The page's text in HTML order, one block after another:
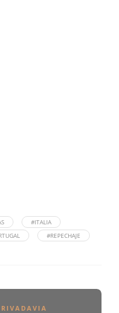
#ITALIA
#REPECHAJE